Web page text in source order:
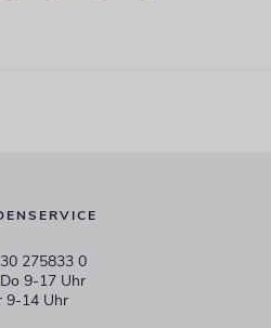
275833 0
9-17 Uhr
9-14 Uhr